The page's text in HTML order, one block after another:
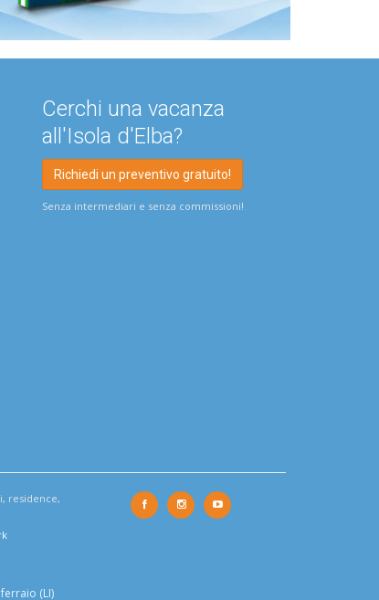
Cerchi una vacanza
all'Isola d'Elba?
Richiedi un preventivo gratuito!
Senza intermediari e senza commissioni!
residence,
(LI)